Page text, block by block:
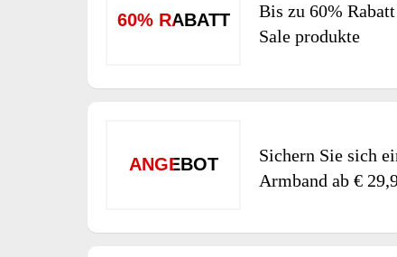
60% RABATT
Bis zu 60%
Sale produkte
ANGEBOT
Sichern Sie sich
Armband ab €